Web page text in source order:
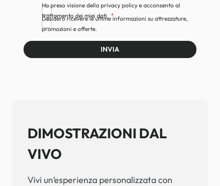
Ho preso visione della privacy policy e acconsento al
trattamento dei miei dati.
Desidero ricevere le ultime informazioni su attrezzature,
promozioni e offerte.
INVIA
DIMOSTRAZIONI DAL
VIVO
Vivi un’esperienza personalizzata con